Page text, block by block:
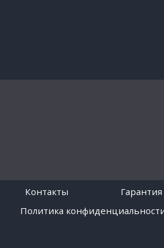
Контакты Гарантия
Политика